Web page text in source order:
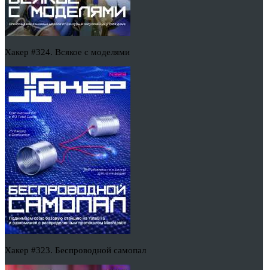
Хакер #324. Всякое с моделями
Хакер #323. Беспроводной самопал